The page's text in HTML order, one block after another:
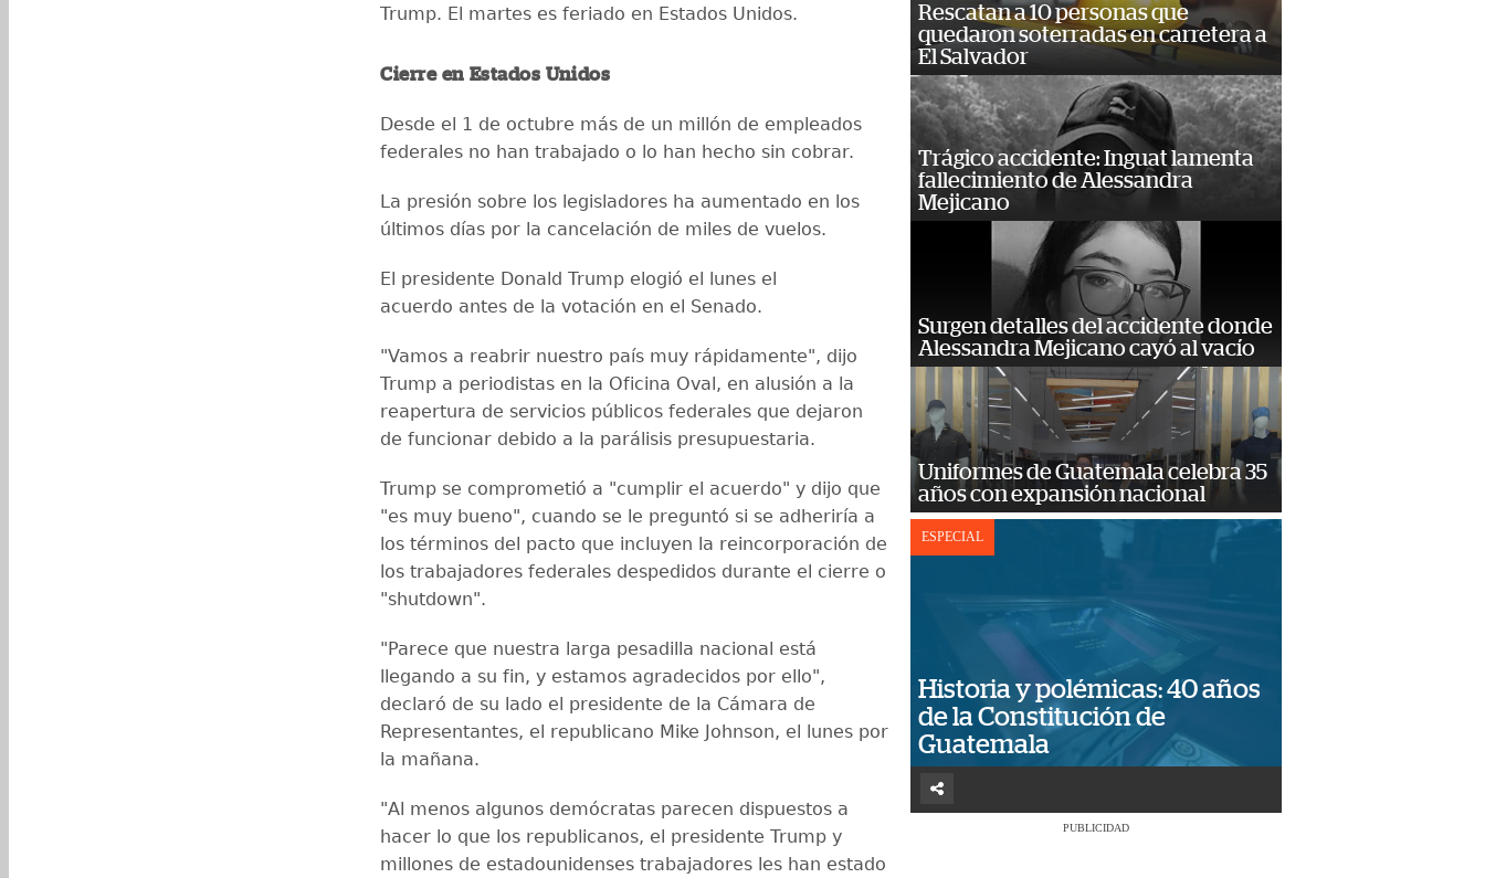
Trump. El martes es feriado en Estados Unidos.
Cierre en Estados Unidos
Desde el 1 de octubre más de un millón de empleados
federales no han trabajado o lo han hecho sin cobrar.
La presión sobre los legisladores ha aumentado en los
últimos días por la cancelación de miles de vuelos.
El presidente Donald Trump elogió el lunes el
acuerdo antes de la votación en el Senado.
"Vamos a reabrir nuestro país muy rápidamente", dijo
Trump a periodistas en la Oficina Oval, en alusión a la
reapertura de servicios públicos federales que dejaron
de funcionar debido a la parálisis presupuestaria.
Trump se comprometió a "cumplir el acuerdo" y dijo que
"es muy bueno", cuando se le preguntó si se adheriría a
los términos del pacto que incluyen la reincorporación de
los trabajadores federales despedidos durante el cierre o
"shutdown".
"Parece que nuestra larga pesadilla nacional está
llegando a su fin, y estamos agradecidos por ello",
declaró de su lado el presidente de la Cámara de
Representantes, el republicano Mike Johnson, el lunes por
la mañana.
"Al menos algunos demócratas parecen dispuestos a
hacer lo que los republicanos, el presidente Trump y
millones de estadounidenses trabajadores les han estado
Rescatan a 10 personas que
quedaron soterradas en carretera a
El Salvador
Trágico accidente: Inguat lamenta
fallecimiento de Alessandra
Mejicano
Surgen detalles del accidente donde
Alessandra Mejicano cayó al vacío
Uniformes de Guatemala celebra 35
años con expansión nacional
ESPECIAL
Historia y polémicas: 40 años
de la Constitución de
Guatemala
PUBLICIDAD